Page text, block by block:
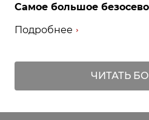
Самое большое
Подробнее
ЧИТАТЬ